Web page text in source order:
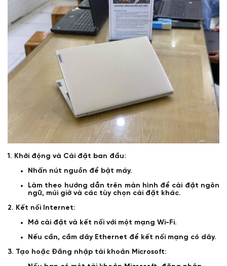
1. Khởi động và Cài đặt ban đầu:
Nhấn nút nguồn để bật máy.
Làm theo hướng dẫn trên màn hình để cài đặt ngôn
ngữ, múi giờ và các tùy chọn cài đặt khác.
2. Kết nối Internet:
Mở cài đặt và kết nối với một mạng Wi-Fi.
Nếu cần, cắm dây Ethernet để kết nối mạng có dây.
3. Tạo hoặc Đăng nhập tài khoản Microsoft: